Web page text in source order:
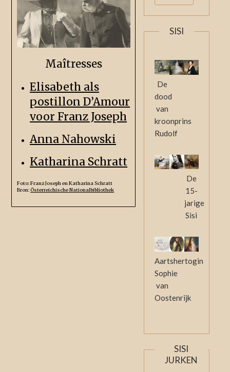
Maîtresses
Elisabeth als
postillon D’Amour
voor Franz Joseph
Anna Nahowski
Katharina Schratt
Foto: Franz Joseph en Katharina Schratt
Bron:Österreichische Nationalbibliothek
SISI
De
dood
van
kroonprins
Rudolf
De
15-
jarige
Sisi
Aartshertogin
Sophie
van
Oostenrijk
SISI
JURKEN